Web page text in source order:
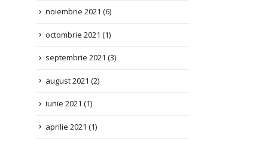
octombrie 2021 (1)
septembrie 2021(3)
august 2021 (2)
iunie 2021(1)
aprilie 2021(1)
martie 2021 (1)